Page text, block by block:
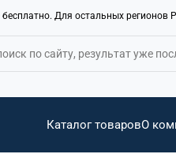
Для остальных регионов
Каталог товаровО